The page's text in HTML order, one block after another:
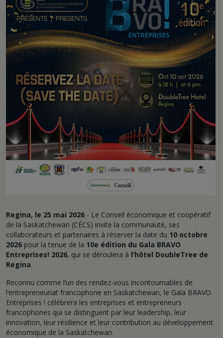
Regina, le 25 mai 2026 - Le Conseil économique et coopératif
de la Saskatchewan (CÉCS) invite la communauté, ses
collaborateurs et partenaires à réserver la date du 10 octobre
2026 pour la tenue de la 10e édition du Gala BRAVO
Entreprises! 2026, qui se déroulera à l’hôtel DoubleTree de
Regina.
Reconnu comme l’un des rendez-vous incontournables de
l’entrepreneuriat francophone en Saskatchewan, le Gala BRAVO
Entreprises ! célèbrera les entreprises et entrepreneurs
francophones qui se distinguent par leur leadership, leur
innovation, leur résilience et leur contribution au développement
économique de la Saskatchewan.